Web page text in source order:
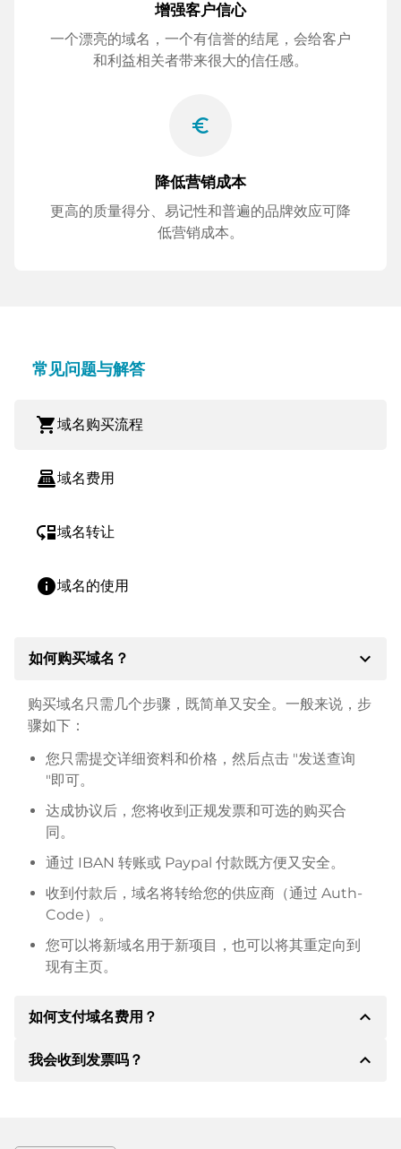
增强客户信心
一个漂亮的域名，一个有信誉的结尾，会给客户
和利益相关者带来很大的信任感。
euro_symbol
降低营销成本
更高的质量得分、易记性和普遍的品牌效应可降
低营销成本。
常见问题与解答
shopping_cart域名购买流程
point_of_sale域名费用
move_down域名转让
info域名的使用
如何购买域名？ expand_more
购买域名只需几个步骤，既简单又安全。一般来说，步
骤如下：
您只需提交详细资料和价格，然后点击 "发送查询
"即可。
达成协议后，您将收到正规发票和可选的购买合
同。
通过 IBAN 转账或 Paypal 付款既方便又安全。
收到付款后，域名将转给您的供应商（通过 Auth-
Code）。
您可以将新域名用于新项目，也可以将其重定向到
现有主页。
如何支付域名费用？ expand_less
达成协议后，房东将通知您付款细节。房主随后会向您
我会收到发票吗？ expand_less